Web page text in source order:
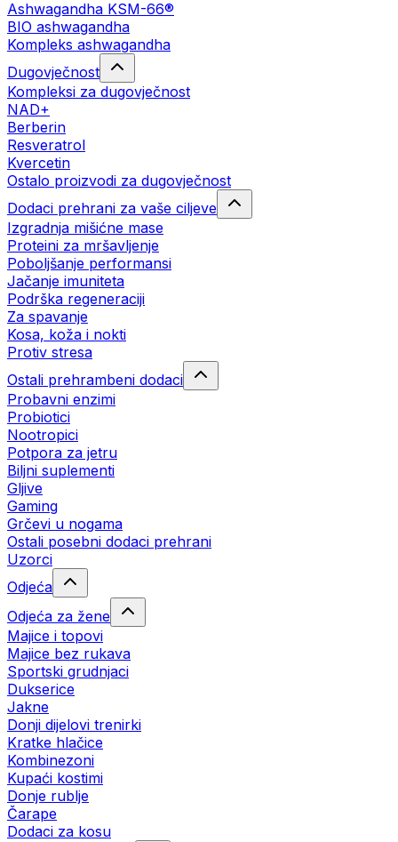
Ashwagandha KSM-66®
BIO ashwagandha
Kompleks ashwagandha
Dugovječnost
Kompleksi za dugovječnost
NAD+
Berberin
Resveratrol
Kvercetin
Ostalo proizvodi za dugovječnost
Dodaci prehrani za vaše ciljeve
Izgradnja mišićne mase
Proteini za mršavljenje
Poboljšanje performansi
Jačanje imuniteta
Podrška regeneraciji
Za spavanje
Kosa, koža i nokti
Protiv stresa
Ostali prehrambeni dodaci
Probavni enzimi
Probiotici
Nootropici
Potpora za jetru
Biljni suplementi
Gljive
Gaming
Grčevi u nogama
Ostali posebni dodaci prehrani
Uzorci
Odjeća
Odjeća za žene
Majice i topovi
Majice bez rukava
Sportski grudnjaci
Dukserice
Jakne
Donji dijelovi trenirki
Kratke hlačice
Kombinezoni
Kupaći kostimi
Donje rublje
Čarape
Dodaci za kosu